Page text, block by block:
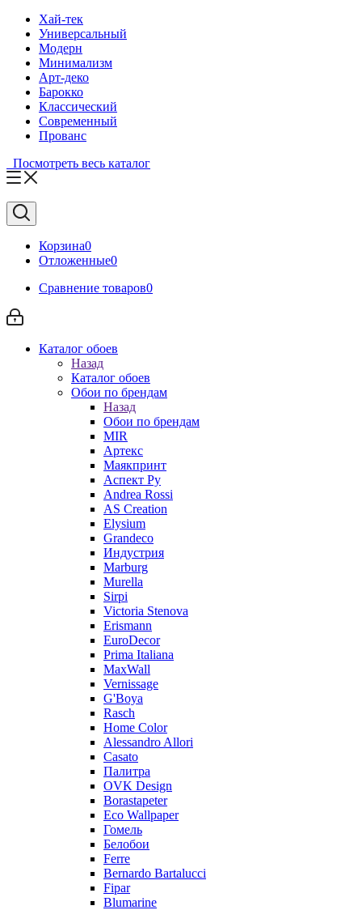
Хай-тек
Универсальный
Модерн
Минимализм
Арт-деко
Барокко
Классический
Современный
Прованс
Посмотреть весь каталог
Корзина0
Отложенные0
Сравнение товаров0
Каталог обоев
Назад
Каталог обоев
Обои по брендам
Назад
Обои по брендам
MIR
Артекс
Маякпринт
Аспект Ру
Andrea Rossi
AS Creation
Elysium
Grandeco
Индустрия
Marburg
Murella
Sirpi
Victoria Stenova
Erismann
EuroDecor
Prima Italiana
MaxWall
Vernissage
G'Boya
Rasch
Home Color
Alessandro Allori
Casato
Палитра
OVK Design
Borastapeter
Eco Wallpaper
Гомель
Белобои
Ferre
Bernardo Bartalucci
Fipar
Blumarine